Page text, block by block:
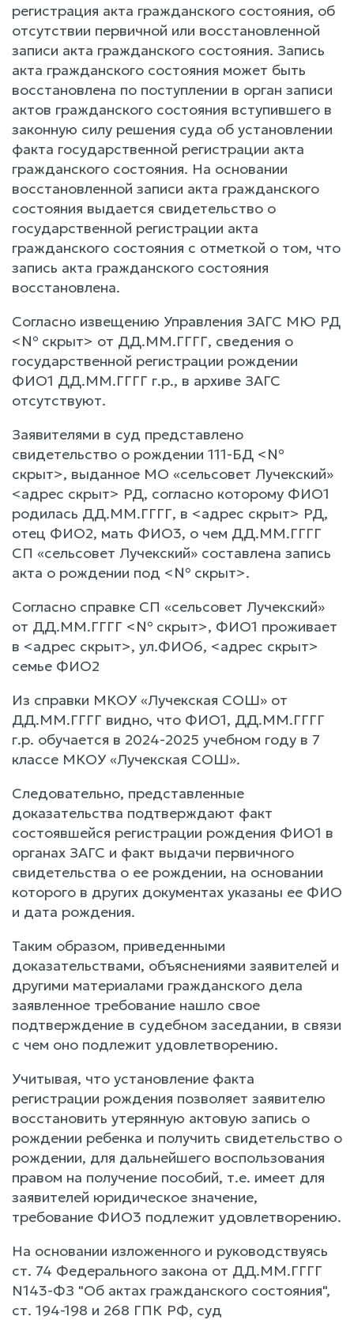
регистрация акта гражданского состояния, об
отсутствии первичной или восстановленной
записи акта гражданского состояния. Запись
акта гражданского состояния может быть
восстановлена по поступлении в орган записи
актов гражданского состояния вступившего в
законную силу решения суда об установлении
факта государственной регистрации акта
гражданского состояния. На основании
восстановленной записи акта гражданского
состояния выдается свидетельство о
государственной регистрации акта
гражданского состояния с отметкой о том, что
запись акта гражданского состояния
восстановлена.
Согласно извещению Управления ЗАГС МЮ РД
<№ скрыт> от ДД.ММ.ГГГГ, сведения о
государственной регистрации рождении
ФИО1 ДД.ММ.ГГГГ г.р., в архиве ЗАГС
отсутствуют.
Заявителями в суд представлено
свидетельство о рождении 111-БД <№
скрыт>, выданное МО «сельсовет Лучекский»
<адрес скрыт> РД, согласно которому ФИО1
родилась ДД.ММ.ГГГГ, в <адрес скрыт> РД,
отец ФИО2, мать ФИО3, о чем ДД.ММ.ГГГГ
СП «сельсовет Лучекский» составлена запись
акта о рождении под <№ скрыт>.
Согласно справке СП «сельсовет Лучекский»
от ДД.ММ.ГГГГ <№ скрыт>, ФИО1 проживает
в <адрес скрыт>, ул.ФИО6, <адрес скрыт>
семье ФИО2
Из справки МКОУ «Лучекская СОШ» от
ДД.ММ.ГГГГ видно, что ФИО1, ДД.ММ.ГГГГ
г.р. обучается в 2024-2025 учебном году в 7
классе МКОУ «Лучекская СОШ».
Следовательно, представленные
доказательства подтверждают факт
состоявшейся регистрации рождения ФИО1 в
органах ЗАГС и факт выдачи первичного
свидетельства о ее рождении, на основании
которого в других документах указаны ее ФИО
и дата рождения.
Таким образом, приведенными
доказательствами, объяснениями заявителей и
другими материалами гражданского дела
заявленное требование нашло свое
подтверждение в судебном заседании, в связи
с чем оно подлежит удовлетворению.
Учитывая, что установление факта
регистрации рождения позволяет заявителю
восстановить утерянную актовую запись о
рождении ребенка и получить свидетельство о
рождении, для дальнейшего воспользования
правом на получение пособий, т.е. имеет для
заявителей юридическое значение,
требование ФИО3 подлежит удовлетворению.
На основании изложенного и руководствуясь
ст. 74 Федерального закона от ДД.ММ.ГГГГ
N143-ФЗ "Об актах гражданского состояния",
ст. 194-198 и 268 ГПК РФ, суд